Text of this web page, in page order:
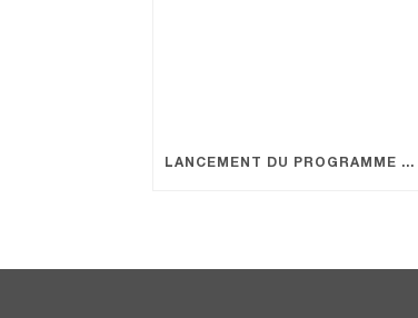
LANCEMENT DU PROGRAMME ETP MICI – CLINIQUE KANTYS CENTRE